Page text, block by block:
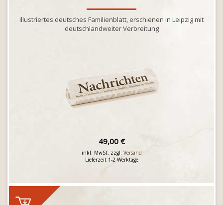
illustriertes deutsches Familienblatt, erschienen in Leipzig mit
deutschlandweiter Verbreitung
49,00 €
inkl. MwSt. zzgl. Versand
Lieferzeit 1-2 Werktage